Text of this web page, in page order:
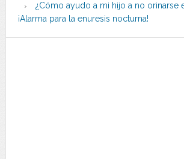
¿Cómo ayudo a mi hijo a no orinarse
¡Alarma para la enuresis nocturna!